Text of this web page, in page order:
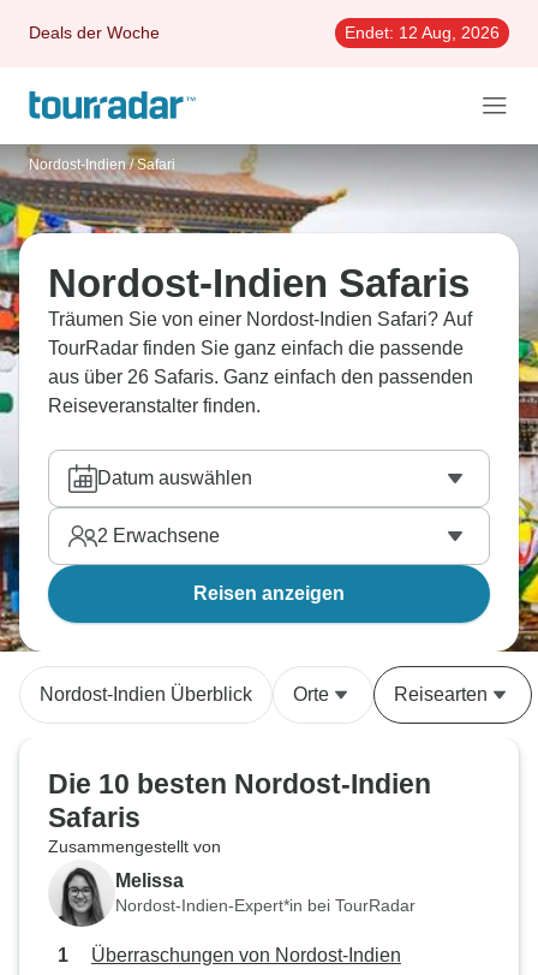
Deals der Woche Endet: 12 Aug, 2026
Nordost-Indien / Safari
Nordost-Indien Safaris
Träumen Sie von einer Nordost-Indien Safari? Auf
TourRadar finden Sie ganz einfach die passende
aus über 26 Safaris. Ganz einfach den passenden
Reiseveranstalter finden.
Datum auswählen
2 Erwachsene
Reisen anzeigen
Nordost-Indien Überblick Orte Reisearten
Die 10 besten Nordost-Indien
Safaris
Zusammengestellt von
Melissa
Nordost-Indien-Expert*in bei TourRadar
Überraschungen von Nordost-Indien